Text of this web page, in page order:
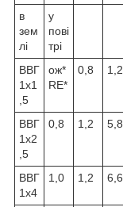
в
зем
лі
у
пові
трі
ВВГ
1x1
,5
ож*
RE*
0,8 1,2
ВВГ
1x2
,5
0,8 1,2 5,8
ВВГ
1x4
1,0 1,2 6,6